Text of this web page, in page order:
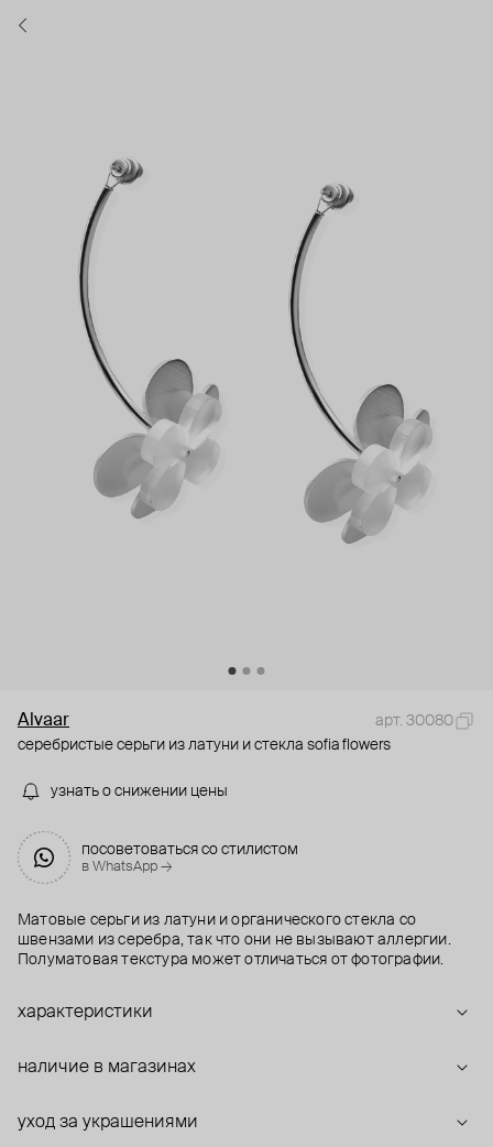
Alvaar
арт. 30080
серебристые серьги из латуни и стекла sofia flowers
узнать о снижении цены
посоветоваться со стилистом
в WhatsApp →
Матовые серьги из латуни и органического стекла со
швензами из серебра, так что они не вызывают аллергии.
Полуматовая текстура может отличаться от фотографии.
характеристики
наличие в магазинах
уход за украшениями